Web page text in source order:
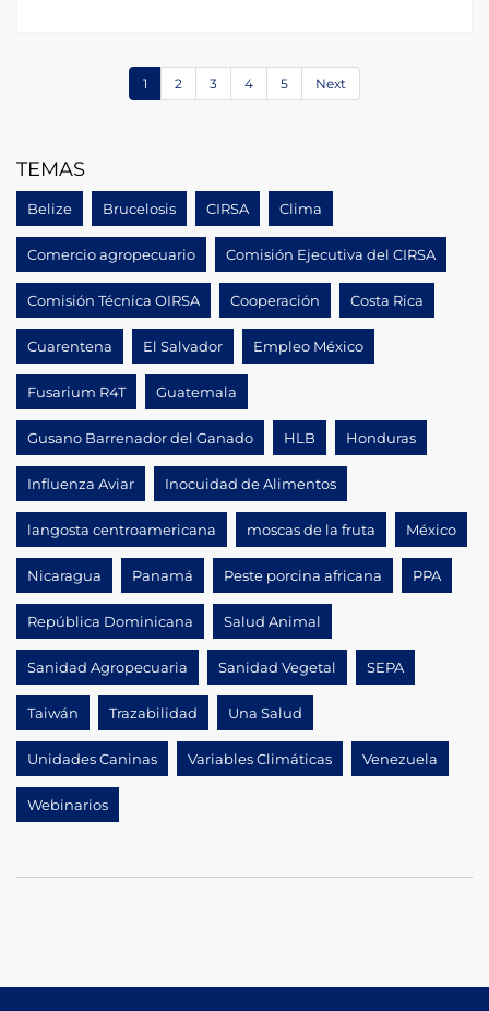
1 2 3 4 5 Next
TEMAS
Belize Brucelosis CIRSA Clima
Comercio agropecuario Comisión Ejecutiva del CIRSA
Comisión Técnica OIRSA Cooperación Costa Rica
Cuarentena El Salvador Empleo México
Fusarium R4T Guatemala
Gusano Barrenador del Ganado HLB Honduras
Influenza Aviar Inocuidad de Alimentos
langosta centroamericana moscas de la fruta México
Nicaragua Panamá Peste porcina africana PPA
República Dominicana Salud Animal
Sanidad Agropecuaria Sanidad Vegetal SEPA
Taiwán Trazabilidad Una Salud
Unidades Caninas Variables Climáticas Venezuela
Webinarios